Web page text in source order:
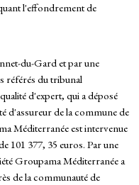
l'effondrement de
du-Gard et par une
référés du tribunal
d'expert, qui a déposé
d'assureur de la commune de
Méditerranée est intervenue
101 377, 35 euros. Par une
Groupama Méditerranée a
de la communauté de